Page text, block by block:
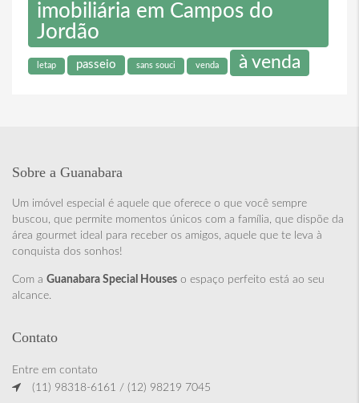
imobiliária em Campos do
Jordão
letap passeio sans souci venda à venda
Sobre a Guanabara
Um imóvel especial é aquele que oferece o que você sempre
buscou, que permite momentos únicos com a família, que dispõe da
área gourmet ideal para receber os amigos, aquele que te leva à
conquista dos sonhos!
Com a Guanabara Special Houses o espaço perfeito está ao seu
alcance.
Contato
Entre em contato
(11) 98318-6161 / (12) 98219 7045